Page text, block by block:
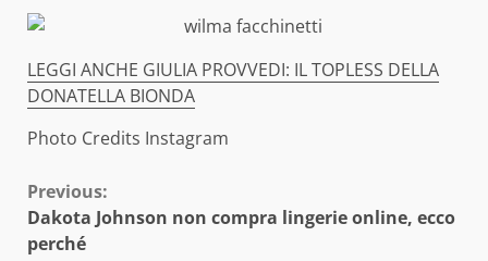
LEGGI ANCHE GIULIA PROVVEDI: IL TOPLESS DELLA
DONATELLA BIONDA
Photo Credits Instagram
Continue
Reading
Previous:
Dakota Johnson non compra lingerie online, ecco
perché